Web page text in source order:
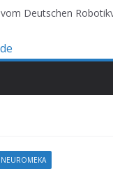
Deutschen
NEUROMEKA